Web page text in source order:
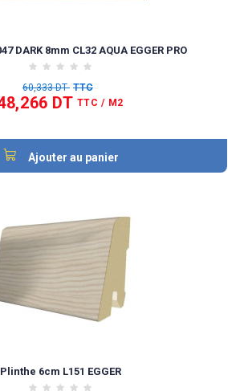
DARK 8mm CL32 AQUA EGGER PRO
60,333 DT TTC
DT TTC / M2
Ajouter au panier
Plinthe 6cm L151 EGGER